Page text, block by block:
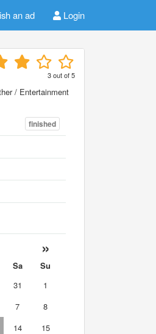
an ad Login
3out of5
/ Entertainment
finished
»
Sa
Su
31
1
7
8
14
15